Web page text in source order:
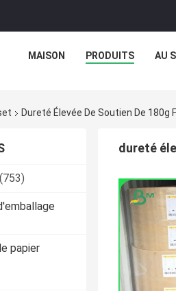
MAISON PRODUITS AU
Dureté Élevée De Soutien De 180g
(753)
papier
dureté